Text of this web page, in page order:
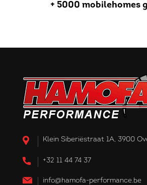
+ 5000 mobilehomes
Klein Siberiëstraat 1A, 3900
+32 11 44 74 37
info@hamofa-performance.be